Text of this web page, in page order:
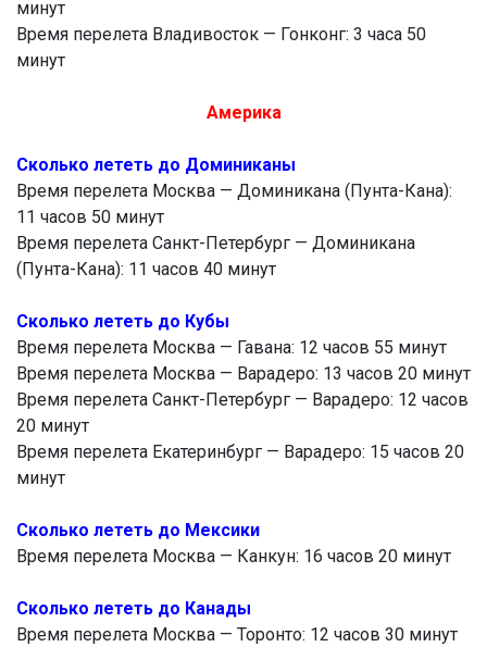
минут
Время перелета Владивосток — Гонконг: 3 часа 50
минут
Америка
Сколько лететь до Доминиканы
Время перелета Москва — Доминикана (Пунта-Кана):
11 часов 50 минут
Время перелета Санкт-Петербург — Доминикана
(Пунта-Кана): 11 часов 40 минут
Сколько лететь до Кубы
Время перелета Москва — Гавана: 12 часов 55 минут
Время перелета Москва — Варадеро: 13 часов 20 минут
Время перелета Санкт-Петербург — Варадеро: 12 часов
20 минут
Время перелета Екатеринбург — Варадеро: 15 часов 20
минут
Сколько лететь до Мексики
Время перелета Москва — Канкун: 16 часов 20 минут
Сколько лететь до Канады
Время перелета Москва — Торонто: 12 часов 30 минут